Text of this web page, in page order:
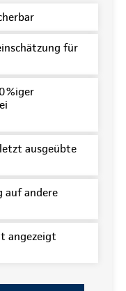
für
ausgeübte
auf andere
angezeigt